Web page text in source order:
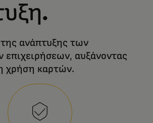
ανάπτυξης των
επιχειρήσεων, αυξάνοντας
χρήση καρτών.